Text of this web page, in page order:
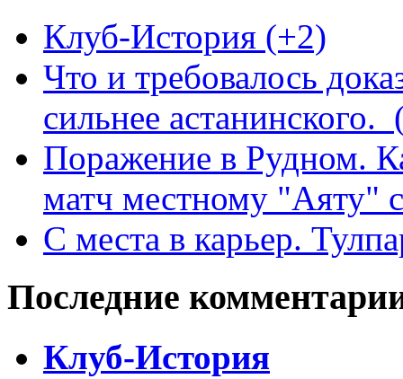
Клуб-История (+2)
Что и требовалось
сильнее астанинского.
Поражение в Рудном.
матч местному "Аяту"
С места в карьер.
Последние
Клуб-История